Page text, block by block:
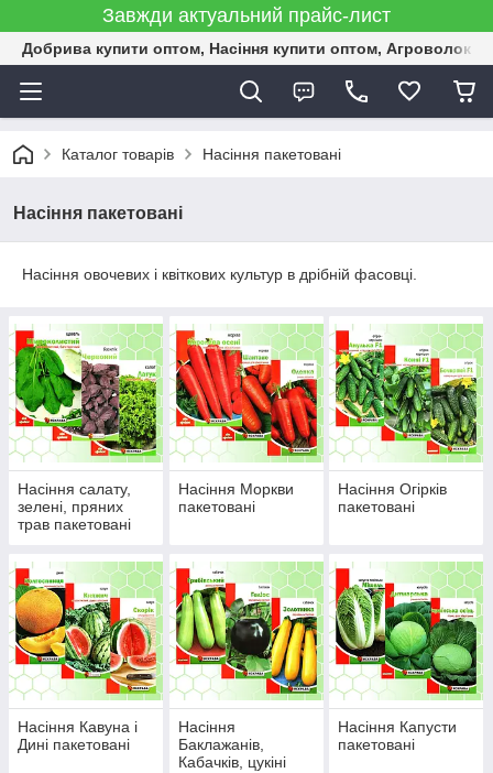
Завжди актуальний прайс-лист
Добрива купити оптом, Насіння купити оптом,
Каталог товарів Насіння пакетовані
Насіння пакетовані
Насіння овочевих і квіткових культур в дрібній фасовці.
Насіння салату,
зелені, пряних
трав пакетовані
Насіння Моркви
пакетовані
Насіння Огірків
пакетовані
Насіння Кавуна і
Дині пакетовані
Насіння
Баклажанів,
Кабачків, цукіні
Насіння Капусти
пакетовані